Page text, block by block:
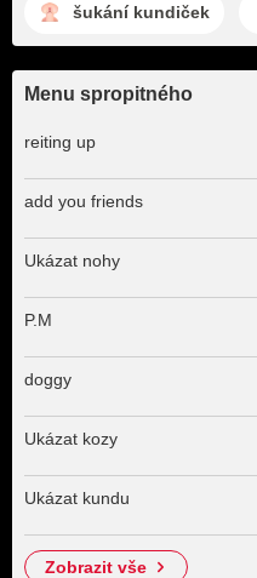
šukání kundiček
Menu spropitného
reiting up
add you friends
Ukázat nohy
P.M
doggy
Ukázat kozy
Ukázat kundu
zobrazit vše